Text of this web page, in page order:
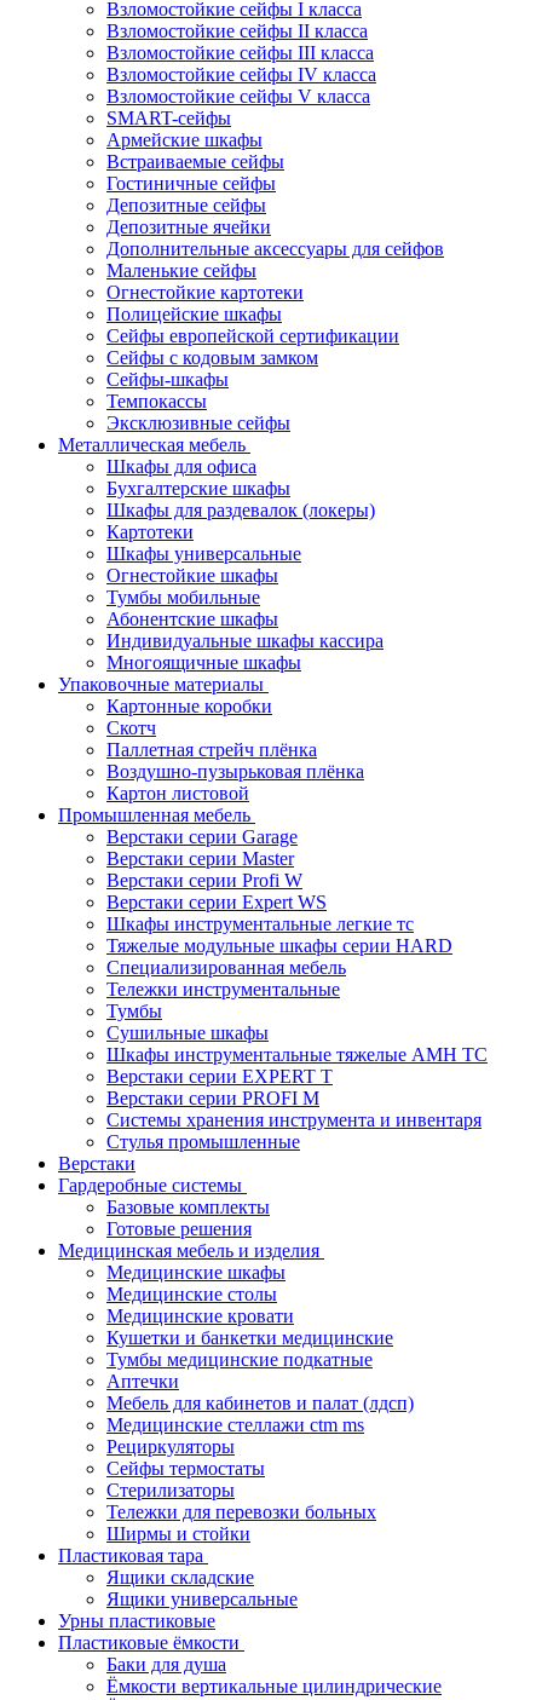
Взломостойкие сейфы I класса
Взломостойкие сейфы II класса
Взломостойкие сейфы III класса
Взломостойкие сейфы IV класса
Взломостойкие сейфы V класса
SMART-сейфы
Армейские шкафы
Встраиваемые сейфы
Гостиничные сейфы
Депозитные сейфы
Депозитные ячейки
Дополнительные аксессуары для сейфов
Маленькие сейфы
Огнестойкие картотеки
Полицейские шкафы
Сейфы европейской сертификации
Сейфы с кодовым замком
Сейфы-шкафы
Темпокассы
Эксклюзивные сейфы
Металлическая мебель
Шкафы для офиса
Бухгалтерские шкафы
Шкафы для раздевалок (локеры)
Картотеки
Шкафы универсальные
Огнестойкие шкафы
Тумбы мобильные
Абонентские шкафы
Индивидуальные шкафы кассира
Многоящичные шкафы
Упаковочные материалы
Картонные коробки
Скотч
Паллетная стрейч плёнка
Воздушно-пузырьковая плёнка
Картон листовой
Промышленная мебель
Верстаки серии Garage
Верстаки серии Master
Верстаки серии Profi W
Верстаки серии Expert WS
Шкафы инструментальные легкие тс
Тяжелые модульные шкафы серии HARD
Cпециализированная мебель
Тележки инструментальные
Тумбы
Cушильные шкафы
Шкафы инструментальные тяжелые AMH TC
Верстаки серии EXPERT T
Верстаки серии PROFI M
Системы хранения инструмента и инвентаря
Стулья промышленные
Верстаки
Гардеробные системы
Базовые комплекты
Готовые решения
Медицинская мебель и изделия
Медицинские шкафы
Медицинские столы
Медицинские кровати
Кушетки и банкетки медицинские
Тумбы медицинские подкатные
Аптечки
Мебель для кабинетов и палат (лдсп)
Медицинские стеллажи ctm ms
Рециркуляторы
Сейфы термостаты
Стерилизаторы
Тележки для перевозки больных
Ширмы и стойки
Пластиковая тара
Ящики складские
Ящики универсальные
Урны пластиковые
Пластиковые ёмкости
Баки для душа
Ёмкости вертикальные цилиндрические